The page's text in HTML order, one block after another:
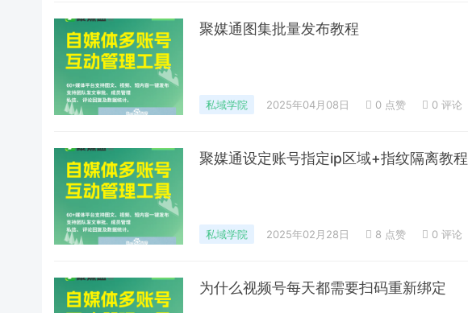
聚媒通图集批量发布教程
私域学院 2025年04月08日 0 点赞 0 评论
聚媒通设定账号指定ip区域+指纹隔离教程
私域学院 2025年02月28日 8 点赞 0 评论
为什么视频号每天都需要扫码重新绑定